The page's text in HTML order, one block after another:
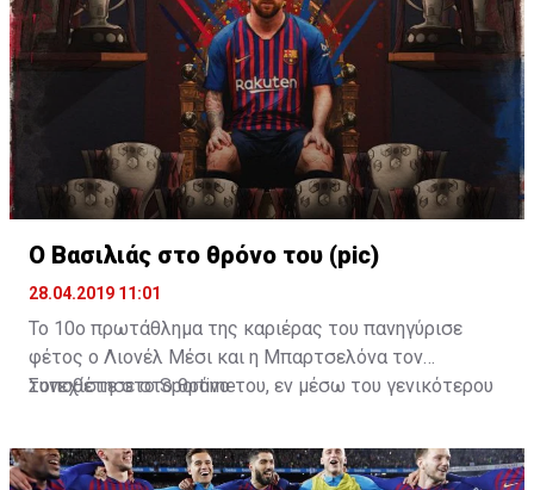
Ο Βασιλιάς στο θρόνο του (pic)
28.04.2019 11:01
Το 10ο πρωτάθλημα της καριέρας του πανηγύρισε
φέτος ο Λιονέλ Μέσι και η Μπαρτσελόνα τον
τοποθέτησε στο θρόνο του, εν μέσω του γενικότερου
Συνεχίστε στοSportime